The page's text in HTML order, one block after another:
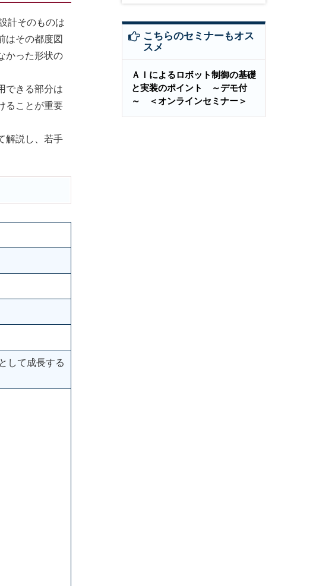
計そのものは
はその都度図
かった形状の
できる部分は
ることが重要
解説し、若手
して成長する
こちらのセミナーもオス
スメ
ＡＩによるロボット制御の基礎
と実装のポイント ～デモ付
～ ＜オンラインセミナー＞